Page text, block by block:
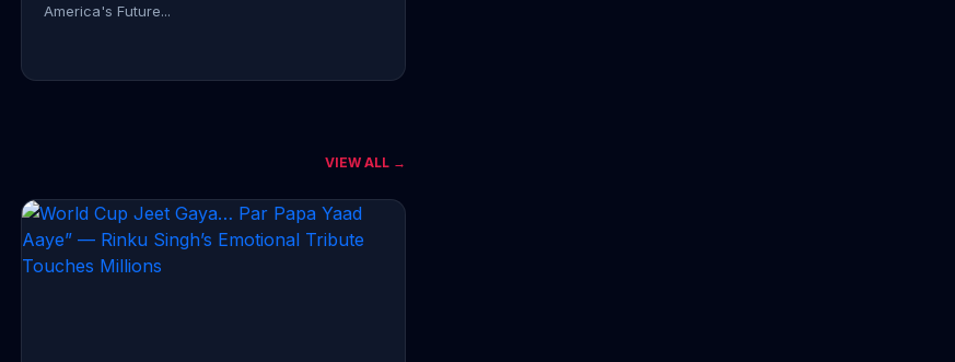
America's Future...
CONTINUE READING →
VIEW ALL →